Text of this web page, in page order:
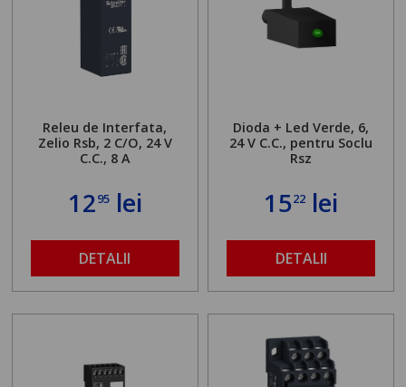
Releu de Interfata,
Zelio Rsb, 2 C/O, 24 V
C.C., 8 A
1295lei
DETALII
Dioda + Led Verde, 6,
24 V C.C., pentru Soclu
Rsz
1522 lei
DETALII